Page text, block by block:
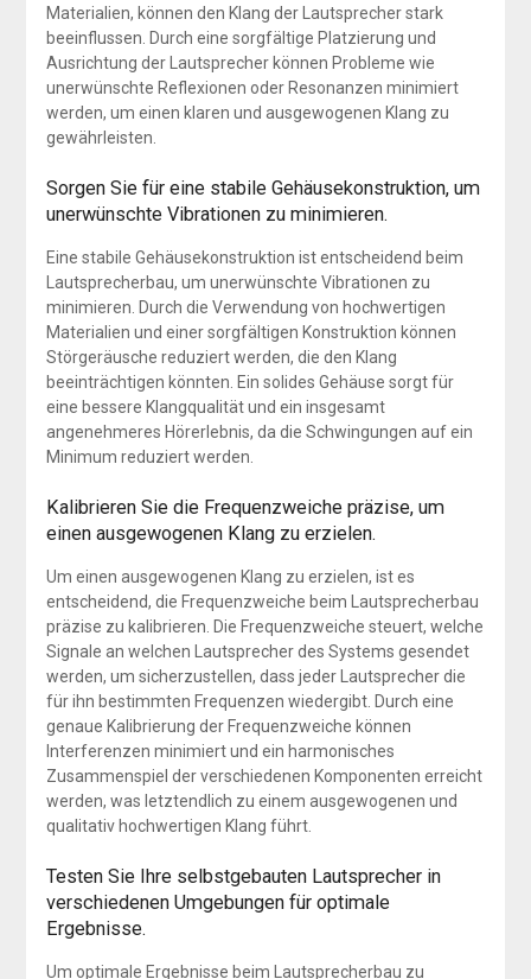
Materialien, können den Klang der Lautsprecher stark
beeinflussen. Durch eine sorgfältige Platzierung und
Ausrichtung der Lautsprecher können Probleme wie
unerwünschte Reflexionen oder Resonanzen minimiert
werden, um einen klaren und ausgewogenen Klang zu
gewährleisten.
Sorgen Sie für eine stabile Gehäusekonstruktion, um
unerwünschte Vibrationen zu minimieren.
Eine stabile Gehäusekonstruktion ist entscheidend beim
Lautsprecherbau, um unerwünschte Vibrationen zu
minimieren. Durch die Verwendung von hochwertigen
Materialien und einer sorgfältigen Konstruktion können
Störgeräusche reduziert werden, die den Klang
beeinträchtigen könnten. Ein solides Gehäuse sorgt für
eine bessere Klangqualität und ein insgesamt
angenehmeres Hörerlebnis, da die Schwingungen auf ein
Minimum reduziert werden.
Kalibrieren Sie die Frequenzweiche präzise, um
einen ausgewogenen Klang zu erzielen.
Um einen ausgewogenen Klang zu erzielen, ist es
entscheidend, die Frequenzweiche beim Lautsprecherbau
präzise zu kalibrieren. Die Frequenzweiche steuert, welche
Signale an welchen Lautsprecher des Systems gesendet
werden, um sicherzustellen, dass jeder Lautsprecher die
für ihn bestimmten Frequenzen wiedergibt. Durch eine
genaue Kalibrierung der Frequenzweiche können
Interferenzen minimiert und ein harmonisches
Zusammenspiel der verschiedenen Komponenten erreicht
werden, was letztendlich zu einem ausgewogenen und
qualitativ hochwertigen Klang führt.
Testen Sie Ihre selbstgebauten Lautsprecher in
verschiedenen Umgebungen für optimale
Ergebnisse.
Um optimale Ergebnisse beim Lautsprecherbau zu